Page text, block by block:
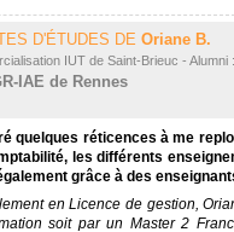
D'ÉTUDES DE Oriane B.
IUT de Saint-Brieuc - Alumni
IAE de Rennes
quelques réticences à me
les différents
grâce à des
en Licence de gestion,
soit par un Master 2